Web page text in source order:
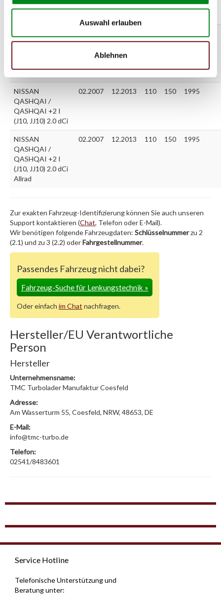
Auswahl erlauben
Ablehnen
QASHQAI +2 I
QASHQAI /
Allrad
NISSAN
QASHQAI /
QASHQAI +2 I
(J10, JJ10) 2.0 dCi
02.2007 12.2013 110 150 1995
NISSAN
QASHQAI /
QASHQAI +2 I
(J10, JJ10) 2.0 dCi
Allrad
02.2007 12.2013 110 150 1995
Zur exakten Fahrzeug-Identifizierung können Sie auch unseren
Support kontaktieren (Chat, Telefon oder E-Mail).
Wir benötigen folgende Fahrzeugdaten: Schlüsselnummerzu 2
(2.1) und zu 3 (2.2) oderFahrgestellnummer.
Passendes Fahrzeug nicht dabei?
Fahrzeug-Suche für Lenkungstechnik »
Oder einfach im Chat nachfragen.
Hersteller/EU Verantwortliche
Person
Hersteller
Unternehmensname:
TMC Turbolader Manufaktur Coesfeld
Adresse:
Am Wasserturm 55, Coesfeld, NRW, 48653, DE
E-Mail:
info@tmc-turbo.de
Telefon:
02541/8483601
Service Hotline
Telefonische Unterstützung und
Beratung unter: